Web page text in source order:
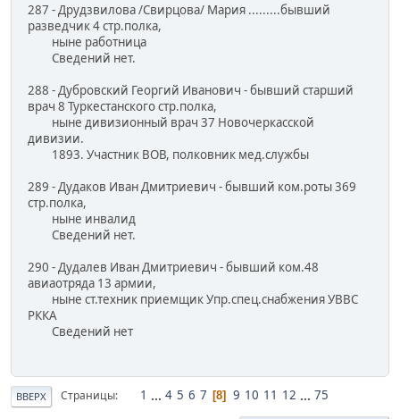
287 - Друдзвилова /Свирцова/ Мария .........бывший
разведчик 4 стр.полка,
ныне работница
Сведений нет.
288 - Дубровский Георгий Иванович - бывший старший
врач 8 Туркестанского стр.полка,
ныне дивизионный врач 37 Новочеркасской
дивизии.
1893. Участник ВОВ, полковник мед.службы
289 - Дудаков Иван Дмитриевич - бывший ком.роты 369
стр.полка,
ныне инвалид
Сведений нет.
290 - Дудалев Иван Дмитриевич - бывший ком.48
авиаотряда 13 армии,
ныне ст.техник приемщик Упр.спец.снабжения УВВС
РККА
Сведений нет
ВВЕРХ Страницы 1 ... 4 5 6 7 8 9 10 11 12 ... 75